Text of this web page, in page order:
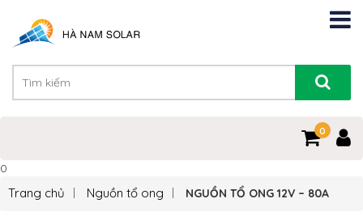
0
0
Trang chủ Nguồn tổ ong NGUỒN TỔ ONG 12V – 80A